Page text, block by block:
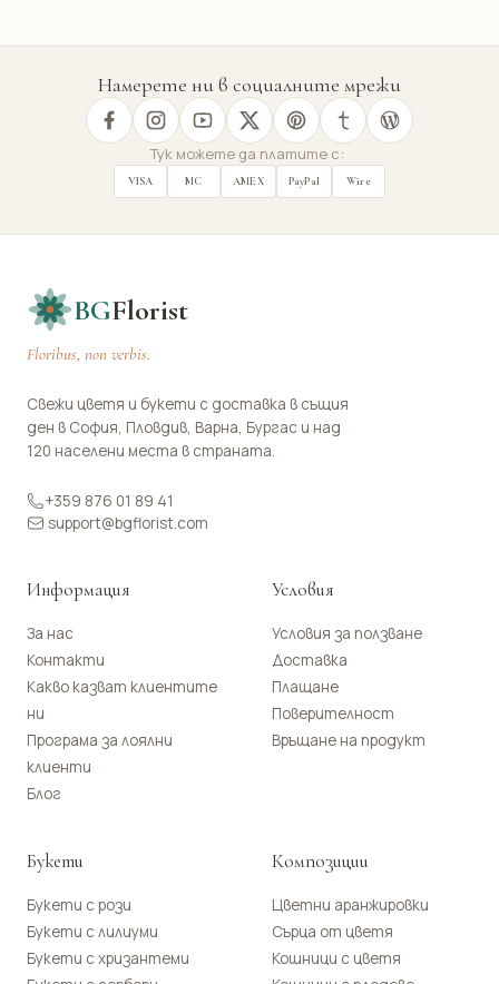
Намерете ни в социалните мрежи
Тук можете да платите с:
VISA MC AMEX PayPal Wire
BGFlorist
Floribus, non verbis.
Свежи цветя и букети с доставка в същия
ден в София, Пловдив, Варна, Бургас и над
120 населени места в страната.
+359 876 01 89 41
support@bgflorist.com
Информация
За нас
Контакти
Какво казват клиентите
ни
Програма за лоялни
клиенти
Блог
Условия
Условия за ползване
Доставка
Плащане
Поверителност
Връщане на продукт
Букети
Букети с рози
Букети с лилиуми
Букети с хризантеми
Композиции
Цветни аранжировки
Сърца от цветя
Кошници с цветя